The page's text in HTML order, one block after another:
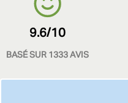
9.6/10
BASÉ SUR 1333 AVIS